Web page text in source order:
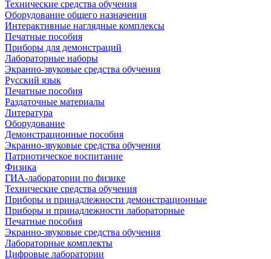
Технические средства обучения
Оборудование общего назначения
Интерактивные наглядные комплексы
Печатные пособия
Приборы для демонстраций
Лабораторные наборы
Экранно-звуковые средства обучения
Русский язык
Печатные пособия
Раздаточные материалы
Литература
Оборудование
Демонстрационные пособия
Экранно-звуковые средства обучения
Патриотическое воспитание
Физика
ГИА-лаборатории по физике
Технические средства обучения
Приборы и принадлежности демонстрационные
Приборы и принадлежности лабораторные
Печатные пособия
Экранно-звуковые средства обучения
Лабораторные комплекты
Цифровые лаборатории